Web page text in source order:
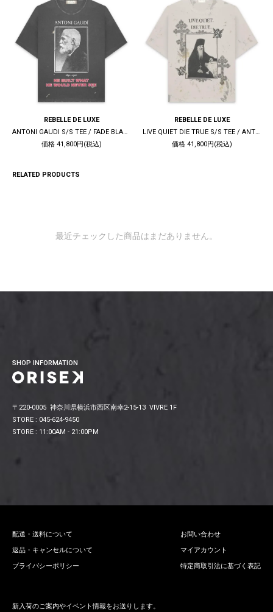
REBELLE DE LUXE
ANTONI GAUDI S/S TEE / FADE BLACK
価格 41,800円(税込)
REBELLE DE LUXE
LIVE QUIET DIE TRUE S/S TEE / ANTIQUE WHITE
価格 41,800円(税込)
RELATED PRODUCTS
最近チェックした商品はまだありません。
SHOP INFORMATION
〒220-0005 神奈川県横浜市西区南幸2-15-13 VIVRE 1F
STORE : 045-624-9450
STORE : 11:00AM - 21:00PM
配送・送料について
返品・キャンセルについて
プライバシーポリシー
お問い合わせ
マイアカウント
特定商取引法に基づく表記
新入荷のご案内やイベント情報をお送りします。